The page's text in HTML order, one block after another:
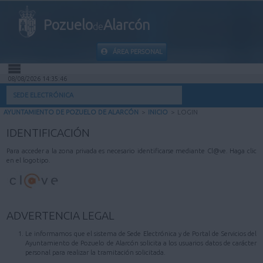
PozuelodeAlarcón
ÁREA PERSONAL
INICIO
MI CARPETA
INFORMACIÓN MUNICIPAL
AYUDA
08/08/2026 14:35:46
SEDE ELECTRÓNICA
AYUNTAMIENTO DE POZUELO DE ALARCÓN > INICIO > LOGIN
IDENTIFICACIÓN
Para acceder a la zona privada es necesario identificarse mediante Cl@ve. Haga clic
en el logotipo.
ADVERTENCIA LEGAL
Le informamos que el sistema de Sede Electrónica y de Portal de Servicios del
Ayuntamiento de Pozuelo de Alarcón solicita a los usuarios datos de carácter
personal para realizar la tramitación solicitada.